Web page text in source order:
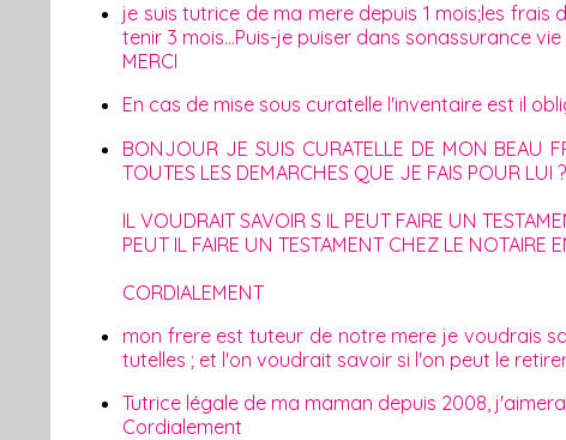
je suis tutrice de ma mere depuis 1 mois;les
tenir 3 mois...Puis-je puiser dans sonassurance vie
MERCI
En cas de mise sous curatelle l'inventaire est il
BONJOUR JE SUIS CURATELLE DE MON BEAU
TOUTES LES DEMARCHES QUE JE FAIS POUR LUI ?
IL VOUDRAIT SAVOIR S IL PEUT FAIRE UN
PEUT IL FAIRE UN TESTAMENT CHEZ LE NOTAIRE
CORDIALEMENT
mon frere est tuteur de notre mere je voudrais
tutelles ; et l'on voudrait savoir si l'on peut le
Tutrice légale de ma maman depuis 2008,
Cordialement